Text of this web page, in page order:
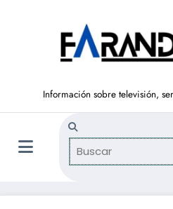
Información sobre televisión,